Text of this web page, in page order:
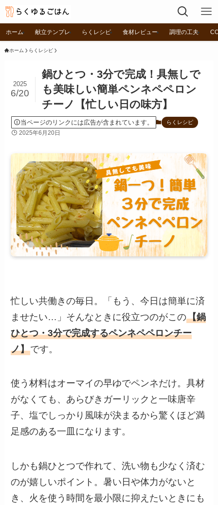
ホーム 献立テンプレ らくレシピ 食材レビュー 調理の工夫
ホーム らくレシピ
鍋ひとつ・3分で完成！具無しで
も美味しい簡単ペンネペペロン
チーノ【忙しい日の味方】
2025
6/20
当ページのリンクには広告が含まれています。 らくレシピ
2025年6月20日
忙しい共働きの毎日。「もう、今日は簡単に済
ませたい…」そんなときに役立つのがこの【鍋
ひとつ・3分で完成するペンネペペロンチー
ノ】です。
使う材料はオーマイの早ゆでペンネだけ。具材
がなくても、あらびきガーリックと一味唐辛
子、塩でしっかり風味が決まるから驚くほど満
足感のある一皿になります。
しかも鍋ひとつで作れて、洗い物も少なく済む
のが嬉しいポイント。暑い日や体力がないと
き、火を使う時間を最小限に抑えたいときにも